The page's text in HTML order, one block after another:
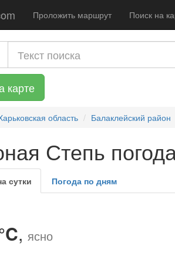
Проложить маршрут Поиск на
карте
область Балаклейский район
Степь
сутки Погода по дням
, ясно